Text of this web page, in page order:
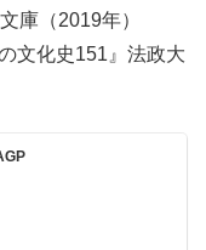
庫（2019年）
文化史151』法政大